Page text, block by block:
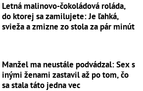
Letná malinovo-čokoládová roláda,
do ktorej sa zamilujete: Je ľahká,
svieža a zmizne zo stola za pár minút
Manžel ma neustále podvádzal: Sex s
inými ženami zastavil až po tom, čo
sa stala táto jedna vec